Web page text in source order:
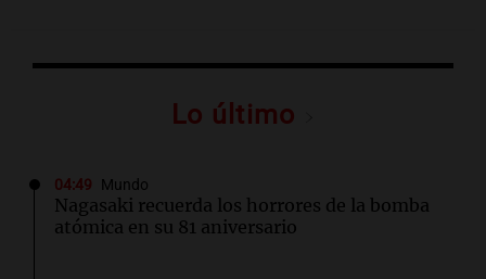
Lo último
04:49 Mundo
Nagasaki recuerda los horrores de la bomba
atómica en su 81 aniversario